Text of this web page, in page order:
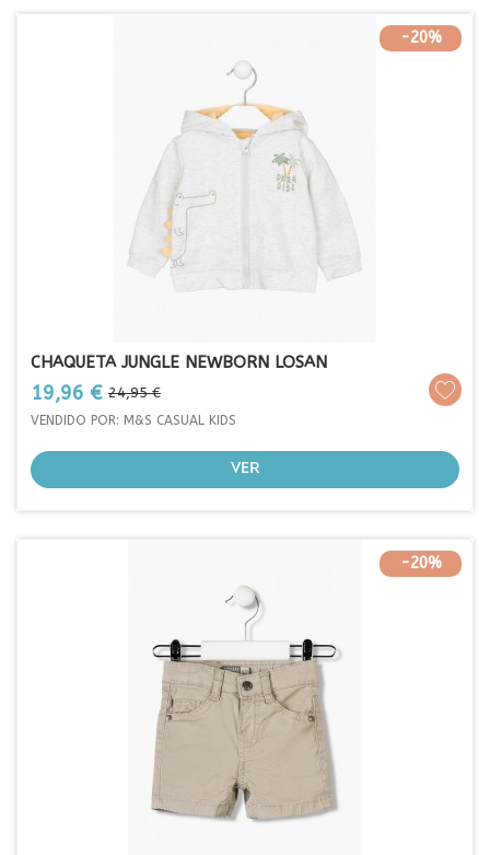
-20%
CHAQUETA JUNGLE NEWBORN LOSAN
Prezo
19,96 € Prezo
base
24,95 €
VENDIDO POR: M&S CASUAL KIDS
VER
-20%